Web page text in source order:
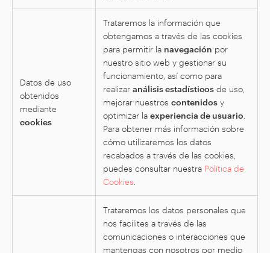
Datos de uso
obtenidos
mediante
cookies
Trataremos la información que
obtengamos a través de las cookies
para permitir la navegación por
nuestro sitio web y gestionar su
funcionamiento, así como para
realizar análisis estadísticos de uso,
mejorar nuestros contenidos y
optimizar la experiencia de usuario
Para obtener más información sobre
cómo utilizaremos los datos
recabados a través de las cookies,
puedes consultar nuestra Política de
Cookies
Trataremos los datos personales que
nos facilites a través de las
comunicaciones o interacciones que
mantengas con nosotros por medio